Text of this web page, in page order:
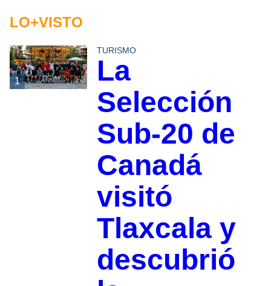
LO+VISTO
1
TURISMO
La
Selección
Sub-20 de
Canadá
visitó
Tlaxcala y
descubrió